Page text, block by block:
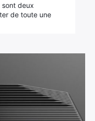
sont deux
de toute une
×